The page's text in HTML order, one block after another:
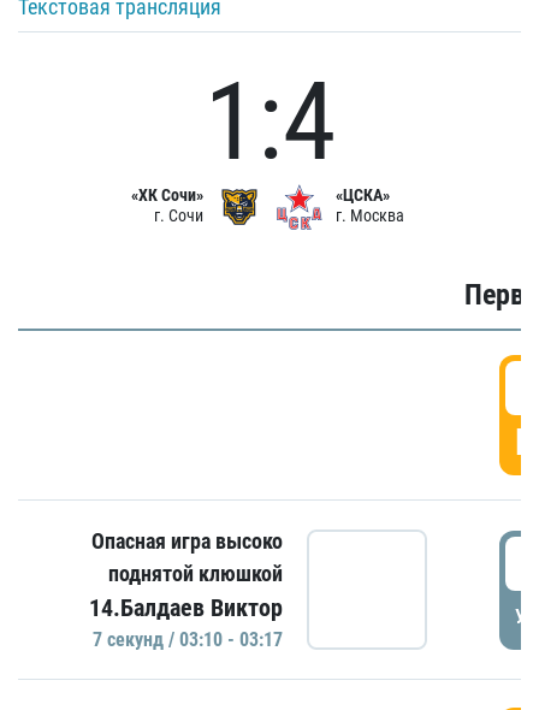
Текстовая трансляция
«ХК Сочи»
г. Сочи
1:4
«ЦСКА»
г. Москва
Опасная игра высоко
поднятой клюшкой
14.Балдаев Виктор
7 секунд / 03:10 - 03:17